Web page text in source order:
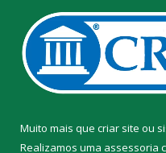
Muito mais que criar site ou
Realizamos uma assessoria